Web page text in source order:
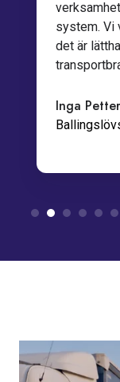
system. Vi
det är
Inga